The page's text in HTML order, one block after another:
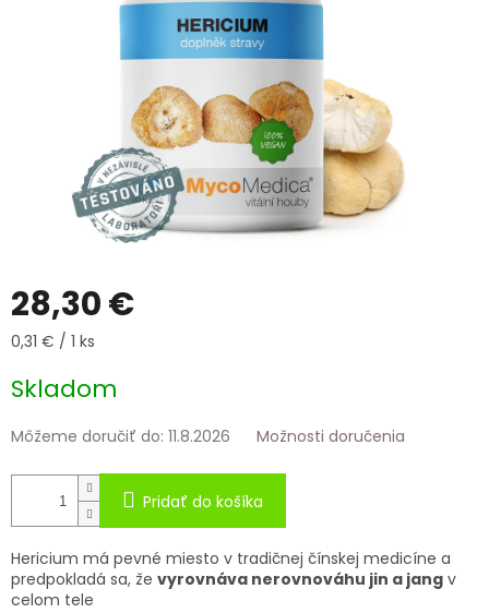
28,30 €
Jednotková
0,31 € / 1 ks
Skladom
Môžeme doručiť do: 11.8.2026 Možnosti doručenia
Pridať do košíka
Hericium má pevné miesto v tradičnej čínskej medicíne a
predpokladá sa, že vyrovnáva nerovnováhu jin a jang v
celom tele